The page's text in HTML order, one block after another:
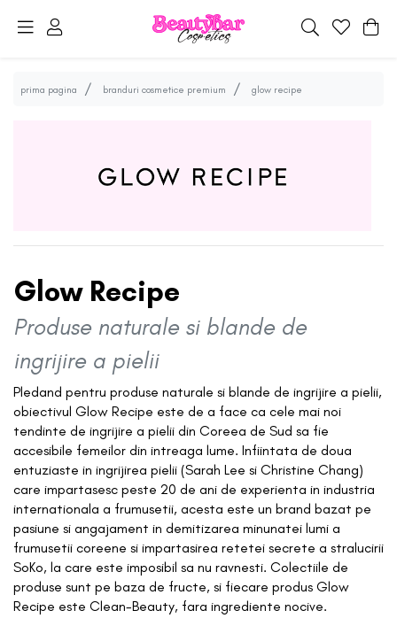
prima pagina branduri cosmetice premium glow recipe
Glow Recipe
Produse naturale si blande de
ingrijire a pielii
Pledand pentru produse naturale si blande de ingrijire a pielii,
obiectivul Glow Recipe este de a face ca cele mai noi
tendinte de ingrijire a pielii din Coreea de Sud sa fie
accesibile femeilor din intreaga lume. Infiintata de doua
entuziaste in ingrijirea pielii (Sarah Lee si Christine Chang)
care impartasesc peste 20 de ani de experienta in industria
internationala a frumusetii, acesta este un brand bazat pe
pasiune si angajament in demitizarea minunatei lumi a
frumusetii coreene si impartasirea retetei secrete a stralucirii
SoKo, la care este imposibil sa nu ravnesti. Colectiile de
produse sunt pe baza de fructe, si fiecare produs Glow
Recipe este Clean-Beauty, fara ingrediente nocive.